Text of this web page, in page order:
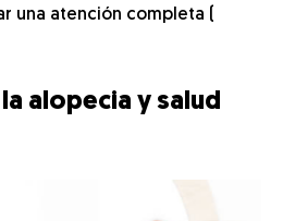
una atención completa (
alopecia y salud